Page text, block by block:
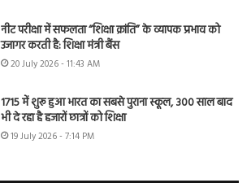
नीट परीक्षा में सफलता “शिक्षा क्रांति” के व्यापक प्रभाव को
उजागर करती है: शिक्षा मंत्री बैंस
20 July 2026 - 11:43 AM
1715 में शुरू हुआ भारत का सबसे पुराना स्कूल, 300 साल बाद
भी दे रहा है हजारों छात्रों को शिक्षा
19 July 2026 - 7:14 PM